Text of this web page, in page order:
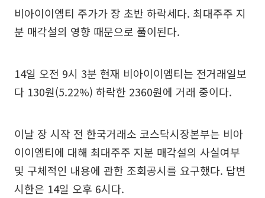
비아이이엠티 주가가 장 초반 하락세다. 최대주주 지
분 매각설의 영향 때문으로 풀이된다.
14일 오전 9시 3분 현재 비아이이엠티는 전거래일보
다 130원(5.22%) 하락한 2360원에 거래 중이다.
이날 장 시작 전 한국거래소 코스닥시장본부는 비아
이이엠티에 대해 최대주주 지분 매각설의 사실여부
및 구체적인 내용에 관한 조회공시를 요구했다. 답변
시한은 14일 오후 6시다.